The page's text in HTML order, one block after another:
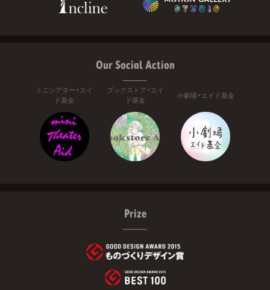
Our Social Action
ミニシアター・エイ
ド基金
ブックストア・エイ
ド基金
小劇場・エイド基金
Prize